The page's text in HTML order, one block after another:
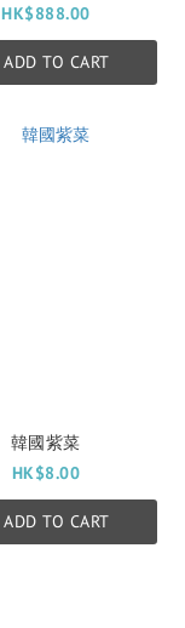
HK$888.00
ADD TO CART
韓國紫菜
HK$8.00
ADD TO CART